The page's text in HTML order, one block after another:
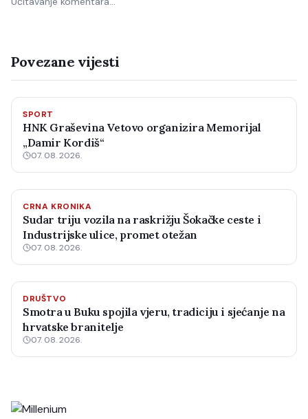
Povezane vijesti
SPORT
HNK Graševina Vetovo organizira Memorijal
„Damir Kordiš“
07. 08. 2026.
CRNA KRONIKA
Sudar triju vozila na raskrižju Šokačke ceste i
Industrijske ulice, promet otežan
07. 08. 2026.
DRUŠTVO
Smotra u Buku spojila vjeru, tradiciju i sjećanje na
hrvatske branitelje
07. 08. 2026.